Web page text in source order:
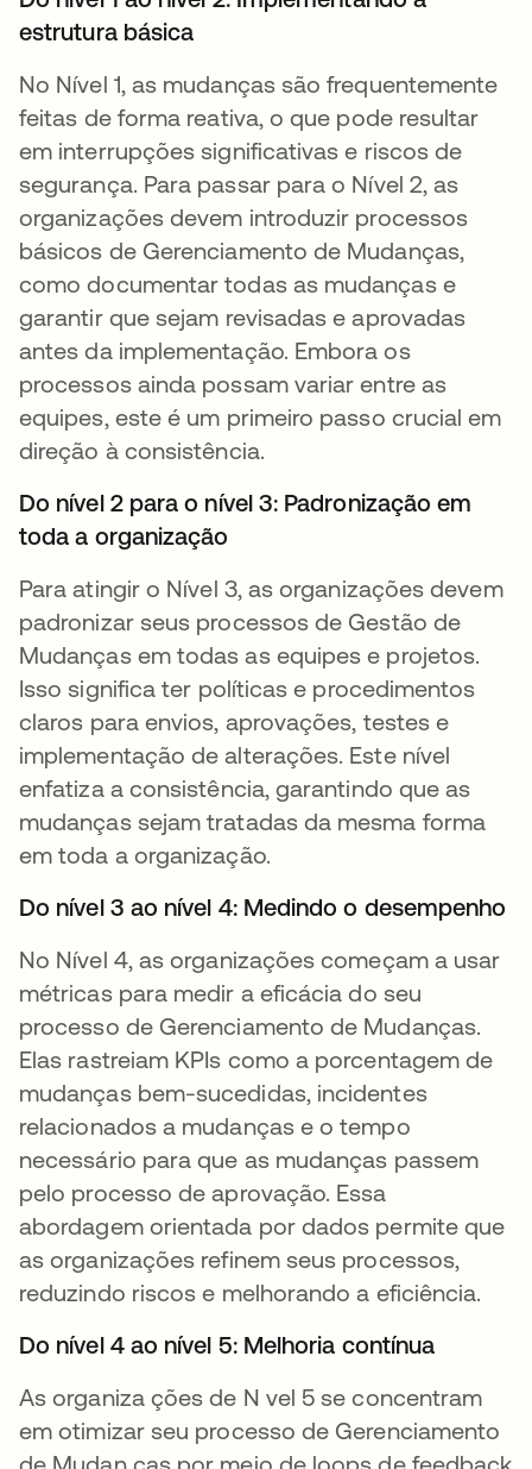
estrutura básica
No Nível 1, as mudanças são frequentemente
feitas de forma reativa, o que pode resultar
em interrupções significativas e riscos de
segurança. Para passar para o Nível 2, as
organizações devem introduzir processos
básicos de Gerenciamento de Mudanças,
como documentar todas as mudanças e
garantir que sejam revisadas e aprovadas
antes da implementação. Embora os
processos ainda possam variar entre as
equipes, este é um primeiro passo crucial em
direção à consistência.
Do nível 2 para o nível 3: Padronização em
toda a organização
Para atingir o Nível 3, as organizações devem
padronizar seus processos de Gestão de
Mudanças em todas as equipes e projetos.
Isso significa ter políticas e procedimentos
claros para envios, aprovações, testes e
implementação de alterações. Este nível
enfatiza a consistência, garantindo que as
mudanças sejam tratadas da mesma forma
em toda a organização.
Do nível 3 ao nível 4: Medindo o desempenho
No Nível 4, as organizações começam a usar
métricas para medir a eficácia do seu
processo de Gerenciamento de Mudanças.
Elas rastreiam KPIs como a porcentagem de
mudanças bem-sucedidas, incidentes
relacionados a mudanças e o tempo
necessário para que as mudanças passem
pelo processo de aprovação. Essa
abordagem orientada por dados permite que
as organizações refinem seus processos,
reduzindo riscos e melhorando a eficiência.
Do nível 4 ao nível 5: Melhoria contínua
As organiza ções de N vel 5 se concentram
em otimizar seu processo de Gerenciamento